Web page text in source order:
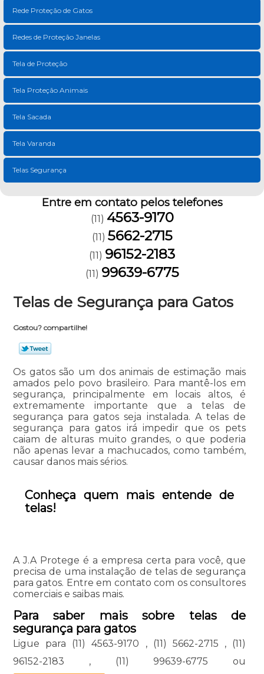
Rede Proteção de Gatos
Redes de Proteção Janelas
Tela de Proteção
Tela Proteção Animais
Tela Sacada
Tela Varanda
Telas Segurança
Entre em contato pelos telefones
(11) 4563-9170
(11) 5662-2715
(11) 96152-2183
(11) 99639-6775
Telas de Segurança para Gatos
Gostou? compartilhe!
Os gatos são um dos animais de estimação mais
amados pelo povo brasileiro. Para mantê-los em
segurança, principalmente em locais altos, é
extremamente importante que a telas de
segurança para gatos seja instalada. A telas de
segurança para gatos irá impedir que os pets
caiam de alturas muito grandes, o que poderia
não apenas levar a machucados, como também,
causar danos mais sérios.
Conheça quem mais entende de
telas!
A J.A Protege é a empresa certa para você, que
precisa de uma instalação de telas de segurança
para gatos. Entre em contato com os consultores
comerciais e saibas mais.
Para saber mais sobre telas de
segurança para gatos
Ligue para (11) 4563-9170 , (11) 5662-2715 , (11)
96152-2183 , (11) 99639-6775 ou